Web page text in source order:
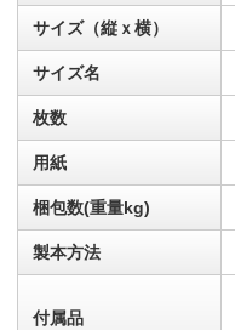
サイズ（縦ｘ横）
サイズ名
枚数
用紙
梱包数(重量kg)
製本方法
付属品